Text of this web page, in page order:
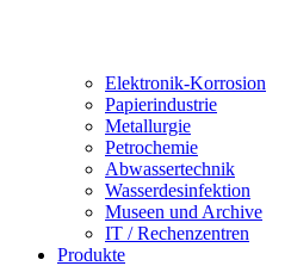
Elektronik-Korrosion
Papierindustrie
Metallurgie
Petrochemie
Abwassertechnik
Wasserdesinfektion
Museen und Archive
IT / Rechenzentren
Produkte